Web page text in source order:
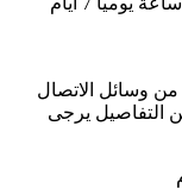
وسائل الاتصال
التفاصيل يرجى